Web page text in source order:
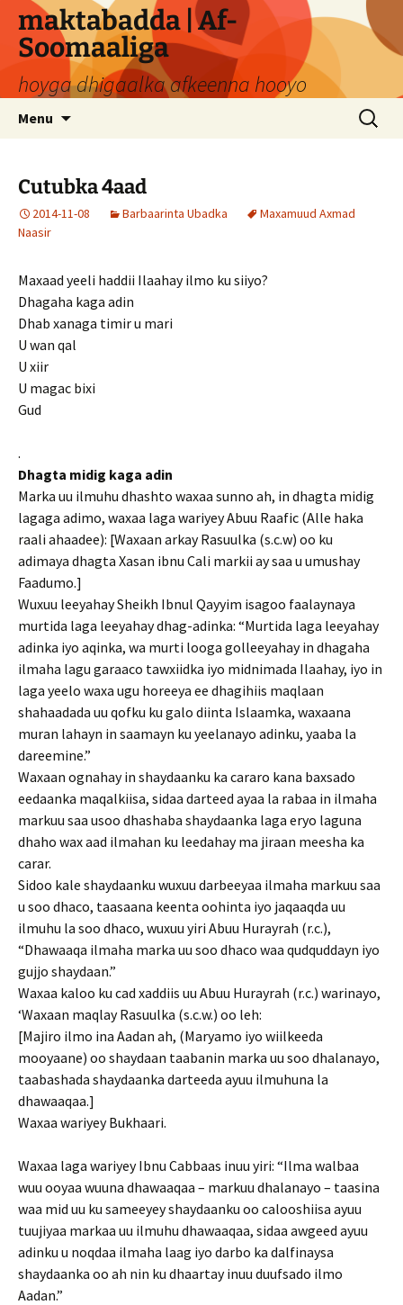
Skip
content
maktabadda | Af-
Soomaaliga
hoyga dhigaalka afkeenna hooyo
Menu
Search
for:
Cutubka 4aad
2014-11-08 Barbaarinta Ubadka
Maxamuud Axmad
Naasir
Maxaad yeeli haddii Ilaahay ilmo ku siiyo?
Dhagaha kaga adin
Dhab xanaga timir u mari
U wan qal
U xiir
U magac bixi
Gud
.
Dhagta midig kaga adin
Marka uu ilmuhu dhashto waxaa sunno ah, in dhagta midig
lagaga adimo, waxaa laga wariyey Abuu Raafic (Alle haka
raali ahaadee): [Waxaan arkay Rasuulka (s.c.w) oo ku
adimaya dhagta Xasan ibnu Cali markii ay saa u umushay
Faadumo.]
Wuxuu leeyahay Sheikh Ibnul Qayyim isagoo faalaynaya
murtida laga leeyahay dhag-adinka: “Murtida laga leeyahay
adinka iyo aqinka, wa murti looga golleeyahay in dhagaha
ilmaha lagu garaaco tawxiidka iyo midnimada Ilaahay, iyo in
laga yeelo waxa ugu horeeya ee dhagihiis maqlaan
shahaadada uu qofku ku galo diinta Islaamka, waxaana
muran lahayn in saamayn ku yeelanayo adinku, yaaba la
dareemine.”
Waxaan ognahay in shaydaanku ka cararo kana baxsado
eedaanka maqalkiisa, sidaa darteed ayaa la rabaa in ilmaha
markuu saa usoo dhashaba shaydaanka laga eryo laguna
dhaho wax aad ilmahan ku leedahay ma jiraan meesha ka
carar.
Sidoo kale shaydaanku wuxuu darbeeyaa ilmaha markuu saa
u soo dhaco, taasaana keenta oohinta iyo jaqaaqda uu
ilmuhu la soo dhaco, wuxuu yiri Abuu Hurayrah (r.c.),
“Dhawaaqa ilmaha marka uu soo dhaco waa qudquddayn iyo
gujjo shaydaan.”
Waxaa kaloo ku cad xaddiis uu Abuu Hurayrah (r.c.) warinayo,
‘Waxaan maqlay Rasuulka (s.c.w.) oo leh:
[Majiro ilmo ina Aadan ah, (Maryamo iyo wiilkeeda
mooyaane) oo shaydaan taabanin marka uu soo dhalanayo,
taabashada shaydaanka darteeda ayuu ilmuhuna la
dhawaaqaa.]
Waxaa wariyey Bukhaari.
Waxaa laga wariyey Ibnu Cabbaas inuu yiri: “Ilma walbaa
wuu ooyaa wuuna dhawaaqaa – markuu dhalanayo – taasina
waa mid uu ku sameeyey shaydaanku oo calooshiisa ayuu
tuujiyaa markaa uu ilmuhu dhawaaqaa, sidaa awgeed ayuu
adinku u noqdaa ilmaha laag iyo darbo ka dalfinaysa
shaydaanka oo ah nin ku dhaartay inuu duufsado ilmo
Aadan.”